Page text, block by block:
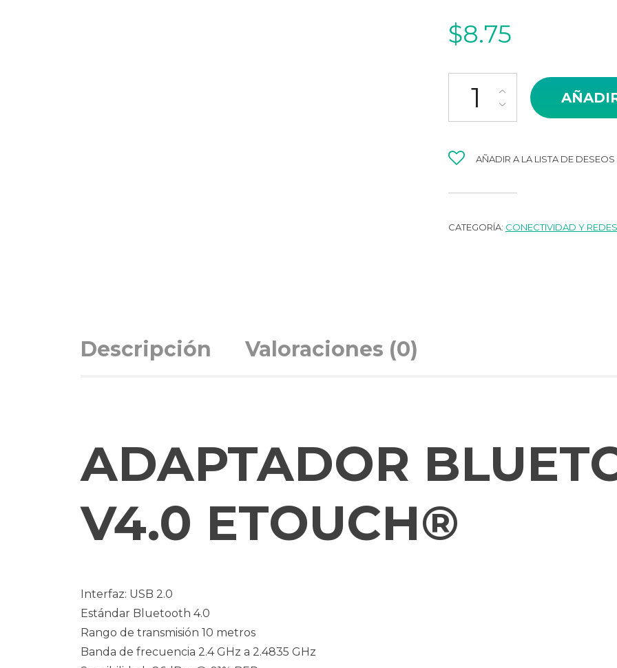
$8.75
BLUETOOTH USB E-TOUCH
AÑADIR A LA LISTA DE DESEOS
CATEGORÍA: CONECTIVIDAD Y REDES
Descripción Valoraciones (0)
ADAPTADOR
V4.0 ETOUCH®
Interfaz: USB 2.0
Estándar Bluetooth 4.0
Rango de transmisión 10 metros
Banda de frecuencia 2.4 GHz a 2.4835 GHz